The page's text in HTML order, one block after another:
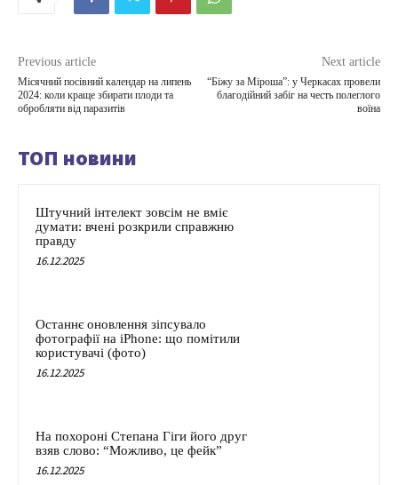
Previous article
Місячний посівний календар на липень
2024: коли краще збирати плоди та
обробляти від паразитів
Next article
“Біжу за Міроша”: у Черкасах провели
благодійний забіг на честь полеглого
воїна
ТОП новини
Штучний інтелект зовсім не вміє
думати: вчені розкрили справжню
правду
16.12.2025
Останнє оновлення зіпсувало
фотографії на iPhone: що помітили
користувачі (фото)
16.12.2025
На похороні Степана Гіги його друг
взяв слово: “Можливо, це фейк”
16.12.2025